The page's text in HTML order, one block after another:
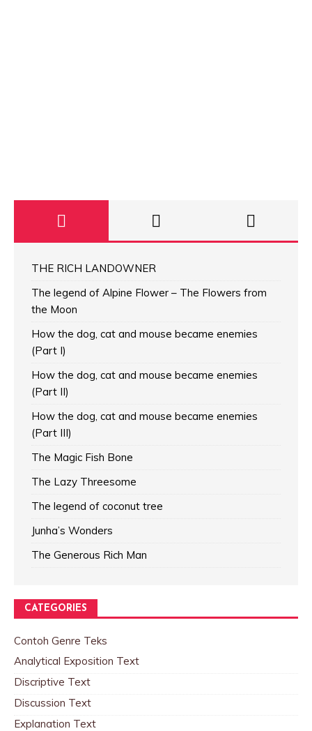
THE RICH LANDOWNER
The legend of Alpine Flower – The Flowers from
the Moon
How the dog, cat and mouse became enemies
(Part I)
How the dog, cat and mouse became enemies
(Part II)
How the dog, cat and mouse became enemies
(Part III)
The Magic Fish Bone
The Lazy Threesome
The legend of coconut tree
Junha’s Wonders
The Generous Rich Man
CATEGORIES
Contoh Genre Teks
Analytical Exposition Text
Discriptive Text
Discussion Text
Explanation Text